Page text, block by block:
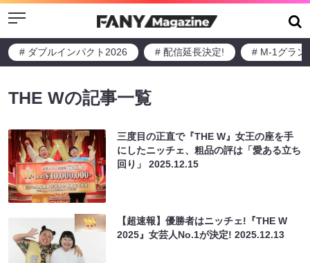
Menu
# ダブルインパクト2026 # 配信延長決定! # M-1グラン
THE Wの記事一覧
三度目の正直で『THE W』女王の座を手
にしたニッチェ、粗品の評は「愛ある立ち
回り」2025.12.15
【超速報】優勝者はニッチェ!『THE W
2025』女芸人No.1が決定!2025.12.13